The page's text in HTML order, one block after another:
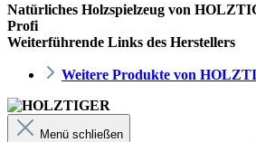
Natürliches Holzspielzeug von
Profi
Weiterführende Links des Herstellers
Weitere Produkte von
Menü schließen